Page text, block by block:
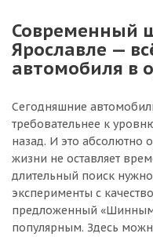
Современный
Ярославле —
автомобиля в
Сегодняшние
требовательнее к
назад. И это абсолютно
жизни не оставляет
длительный поиск
эксперименты с
предложенный «Шинным
популярным. Здесь